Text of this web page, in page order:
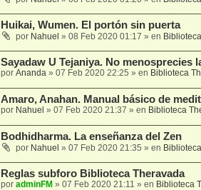
Huikai, Wumen. El portón sin puerta
por Nahuel » 08 Feb 2020 01:17 » en Biblioteca
Sayadaw U Tejaniya. No menosprecies
por Ananda » 07 Feb 2020 22:25 » en Biblioteca
Amaro, Anahan. Manual básico de
por Nahuel » 07 Feb 2020 21:37 » en Biblioteca
Bodhidharma. La enseñanza del Zen
por Nahuel » 07 Feb 2020 21:35 » en Biblioteca
Reglas subforo Biblioteca Theravada
por adminFM» 07 Feb 2020 21:11 » en Biblioteca